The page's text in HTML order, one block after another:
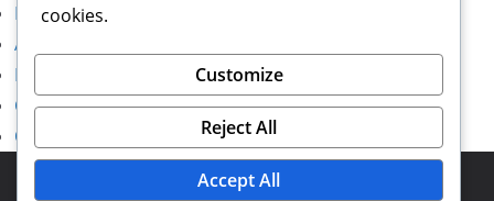
Privacybeleid
Algemene voorwaarden
Bereik ons
Cookievoorkeuren
Over ons
frozenhearth.com
cookies.
Customize
Reject All
Accept All